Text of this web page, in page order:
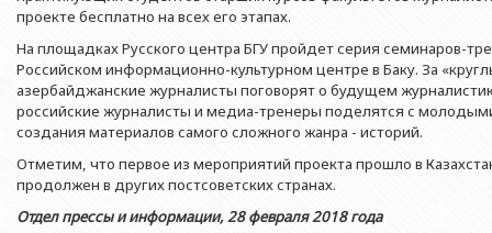
Выпускники БГУ
Почетные доктора
Образование в БГУ
Перечень специальностей
Знаменательные даты в истории БГУ
Отдел протокола
Служба психологической помощи
Культурно-творческий центр
Спортивно-оздоровительный
Университетская газета
Исторический
Факультет
Юридический
Факультет
Факультет
Азербайджанской
Юридическое
Азербайджанской
Юридическое
образования
Юридическое
Юридическое
проекте бесплатно на всех его этапах.
На площадках Русского центра БГУ пройдет серия семинаров-
Российском информационно-культурном центре в Баку. За
азербайджанские журналисты поговорят о будущем
российские журналисты и медиа-тренеры поделятся с
создания материалов самого сложного жанра - историй.
Отметим, что первое из мероприятий проекта прошло в
продолжен в других постсоветских странах.
Отдел прессы и информации, 28 февраля 2018 года